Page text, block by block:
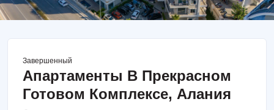
Завершенный
Апартаменты В Прекрасном
Готовом Комплексе, Алания